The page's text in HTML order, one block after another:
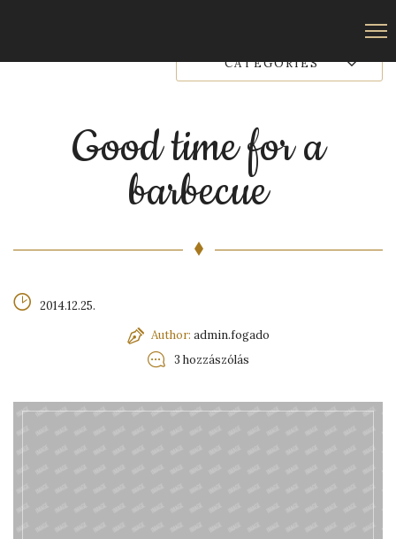
CATEGORIES
Good time for a
barbecue
2014.12.25.
Author: admin.fogado
3 hozzászólás